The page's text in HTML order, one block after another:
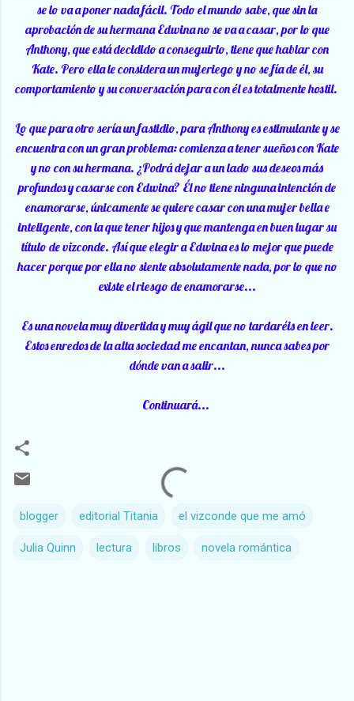
se lo va a poner nada fácil. Todo el mundo sabe, que sin la
aprobación de su hermana Edwina no se va a casar, por lo que
Anthony, que está decidido a conseguirlo, tiene que hablar con
Kate. Pero ella le considera un mujeriego y no se fía de él, su
comportamiento y su conversación para con él es totalmente hostil.
Lo que para otro sería un fastidio, para Anthony es estimulante y se
encuentra con un gran problema: comienza a tener sueños con Kate
y no con su hermana. ¿Podrá dejar a un lado sus deseos más
profundos y casarse con Edwina? Él no tiene ninguna intención de
enamorarse, únicamente se quiere casar con una mujer bella e
inteligente, con la que tener hijos y que mantenga en buen lugar su
título de vizconde. Así que elegir a Edwina es lo mejor que puede
hacer porque por ella no siente absolutamente nada, por lo que no
existe el riesgo de enamorarse...
Es una novela muy divertida y muy ágil que no tardaréis en leer.
Estos enredos de la alta sociedad me encantan, nunca sabes por
dónde van a salir...
Continuará...
blogger editorial Titania el vizconde que me amó
Julia Quinn lectura libros novela romántica